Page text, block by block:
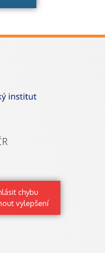
chybu
vylepšení